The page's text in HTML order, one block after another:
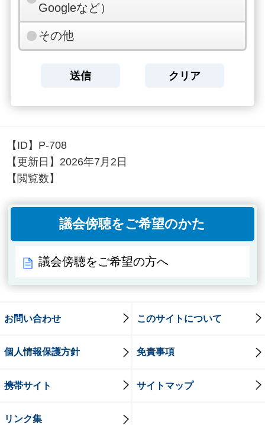
Googleなど）
その他
【ID】 P-708
【更新日】 2026年7月2日
【閲覧数】
議会傍聴をご希望のかた
議会傍聴をご希望の方へ
お問い合わせ このサイトについて
個人情報保護方針 免責事項
携帯サイト サイトマップ
リンク集